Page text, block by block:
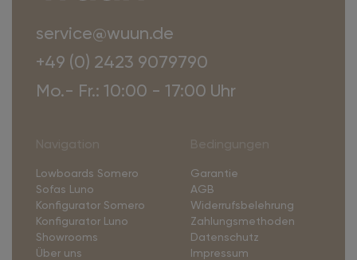
service@wuun.de
+49 (0) 2423 9079790
Mo.- Fr.: 10:00 - 17:00 Uhr
Lowboards Somero
Sofas Luno
Konfigurator Somero
Konfigurator Luno
Showrooms
Über uns
Garantie
AGB
Widerrufsbelehrung
Zahlungsmethoden
Datenschutz
Impressum